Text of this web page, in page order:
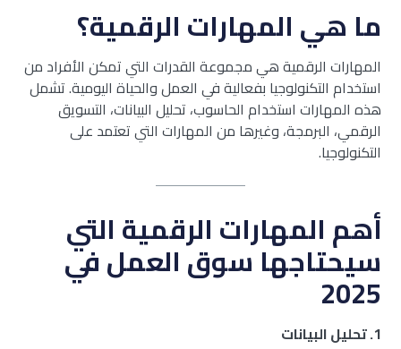
ما هي المهارات الرقمية؟
المهارات الرقمية هي مجموعة القدرات التي تمكن الأفراد من
استخدام التكنولوجيا بفعالية في العمل والحياة اليومية. تشمل
هذه المهارات استخدام الحاسوب، تحليل البيانات، التسويق
الرقمي، البرمجة، وغيرها من المهارات التي تعتمد على
التكنولوجيا.
أهم المهارات الرقمية التي
سيحتاجها سوق العمل في
2025
1. تحليل البيانات